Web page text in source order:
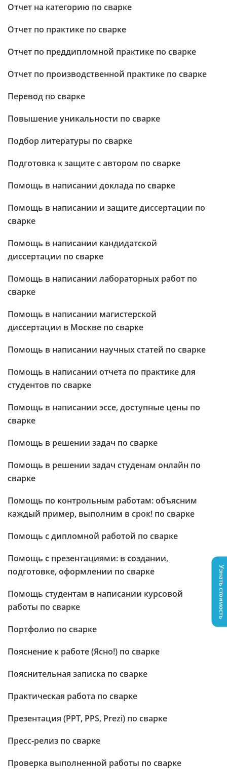
Отчет на категорию по сварке
Отчет по практике по сварке
Отчет по преддипломной практике по сварке
Отчет по производственной практике по сварке
Перевод по сварке
Повышение уникальности по сварке
Подбор литературы по сварке
Подготовка к защите с автором по сварке
Помощь в написании доклада по сварке
Помощь в написании и защите диссертации по
сварке
Помощь в написании кандидатской
диссертации по сварке
Помощь в написании лабораторных работ по
сварке
Помощь в написании магистерской
диссертации в Москве по сварке
Помощь в написании научных статей по сварке
Помощь в написании отчета по практике для
студентов по сварке
Помощь в написании эссе, доступные цены по
сварке
Помощь в решении задач по сварке
Помощь в решении задач студенам онлайн по
сварке
Помощь по контрольным работам: объясним
каждый пример, выполним в срок! по сварке
Помощь с дипломной работой по сварке
Помощь с презентациями: в создании,
подготовке, оформлении по сварке
Помощь студентам в написании курсовой
работы по сварке
Портфолио по сварке
Пояснение к работе (Ясно!) по сварке
Пояснительная записка по сварке
Практическая работа по сварке
Презентация (PPT, PPS, Prezi) по сварке
Пресс-релиз по сварке
Проверка выполненной работы по сварке
Узнать стоимость